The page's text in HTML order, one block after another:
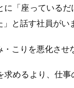
「座っている
」と話す社員がい
こりを悪化させ
めるより、仕